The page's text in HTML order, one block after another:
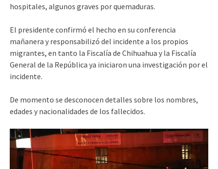
hospitales, algunos graves por quemaduras.
El presidente confirmó el hecho en su conferencia
mañanera y responsabilizó del incidente a los propios
migrantes, en tanto la Fiscalía de Chihuahua y la Fiscalía
General de la República ya iniciaron una investigación por el
incidente.
De momento se desconocen detalles sobre los nombres,
edades y nacionalidades de los fallecidos.